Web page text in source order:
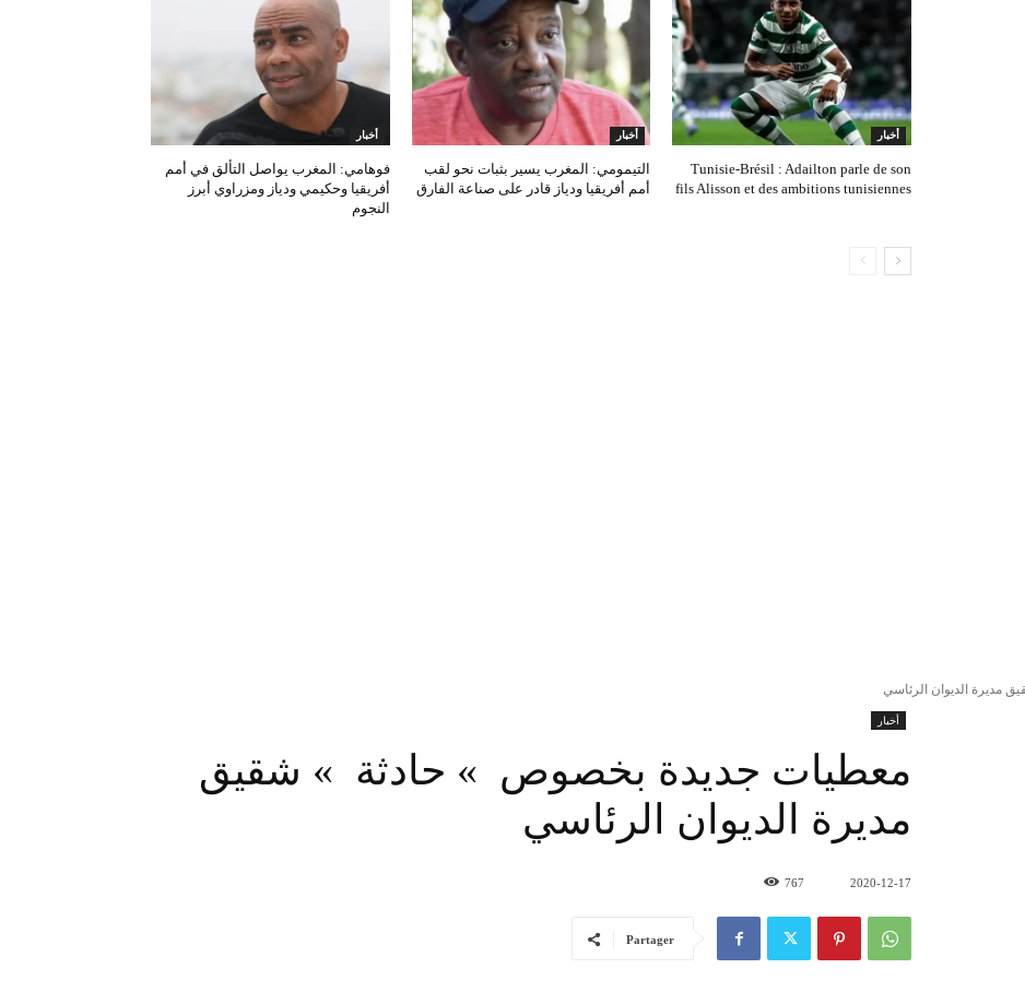
أخبار
فوهامي: المغرب يواصل التألق في أمم
أفريقيا وحكيمي ودياز ومزراوي أبرز
النجوم
أخبار
التيمومي: المغرب يسير بثبات نحو لقب
أمم أفريقيا ودياز قادر على صناعة الفارق
أخبار
Tunisie‑Brésil : Adailton parle de son
fils Alisson et des ambitions tunisiennes